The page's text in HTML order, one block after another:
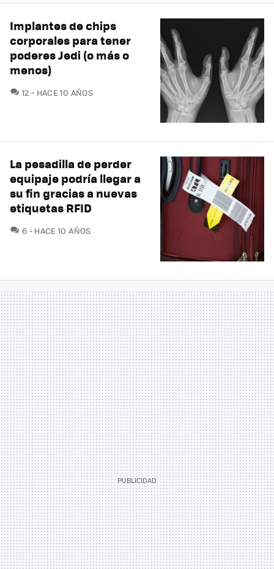
Implantes de chips
corporales para tener
poderes Jedi (o más o
menos)
12 COMENTARIOS
HACE 10 AÑOS
La pesadilla de perder
equipaje podría llegar a
su fin gracias a nuevas
etiquetas RFID
6 COMENTARIOS
HACE 10 AÑOS